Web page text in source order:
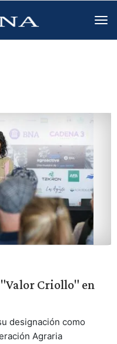
Criollo" en
designación como
Agraria